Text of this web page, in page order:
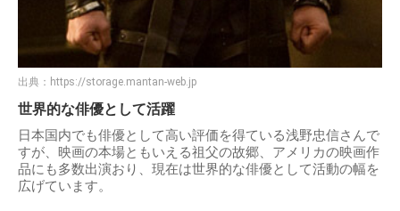
出典： https://storage.mantan-web.jp
世界的な俳優として活躍
日本国内でも俳優として高い評価を得ている浅野忠信さんで
すが、映画の本場ともいえる祖父の故郷、アメリカの映画作
品にも多数出演おり、現在は世界的な俳優として活動の幅を
広げています。